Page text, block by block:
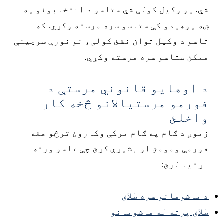
شي. یو وکیل کولی شي ستاسو د انتخابونو په
ښه پوهیدو کې ستاسو سره مرسته وکړي. که
تاسو د وکیل توان نشئ کولی، نو نورې سرچینې
ممکن ستاسو سره مرسته وکړي.
د اوهایو قانوني مرستې د
فورمو مرستیالانو څخه کار
واخلئ
زموږ د ګام په ګام مرکې وکاروئ ترڅو هغه
فورمې ومومئ او بشپړې کړئ چې تاسو ورته
اړتیا لرئ:
د ماشومانو سره طلاق
طلاق پرته له ماشومانو